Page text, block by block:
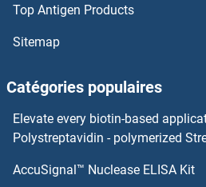
HAT1 Anticorps
HAT Anticorps
HAS3 Anticorps
HAS2 Anticorps
Top Antigen Products
Sitemap
Catégories populaires
Elevate every biotin-based
Polystreptavidin - polymerized
AccuSignal™ Nuclease ELISA Kit